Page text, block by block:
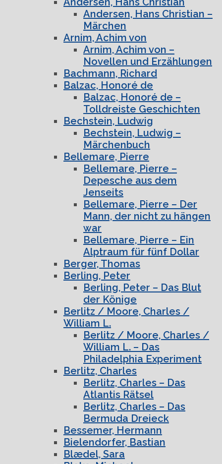
Andersen, Hans Christian –
Märchen
Arnim, Achim von
Arnim, Achim von –
Novellen und Erzählungen
Bachmann, Richard
Balzac, Honoré de
Balzac, Honoré de –
Tolldreiste Geschichten
Bechstein, Ludwig
Bechstein, Ludwig –
Märchenbuch
Bellemare, Pierre
Bellemare, Pierre –
Depesche aus dem
Jenseits
Bellemare, Pierre – Der
Mann, der nicht zu hängen
war
Bellemare, Pierre – Ein
Alptraum für fünf Dollar
Berger, Thomas
Berling, Peter
Berling, Peter – Das Blut
der Könige
Berlitz / Moore, Charles /
William L.
Berlitz / Moore, Charles /
William L. – Das
Philadelphia Experiment
Berlitz, Charles
Berlitz, Charles – Das
Atlantis Rätsel
Berlitz, Charles – Das
Bermuda Dreieck
Bessemer, Hermann
Bielendorfer, Bastian
Blædel, Sara